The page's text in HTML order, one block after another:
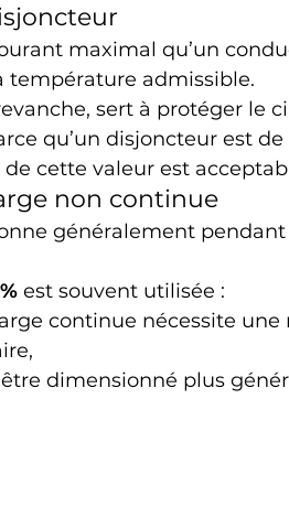
maximal qu’un
température admissible.
sert à protéger le
qu’un disjoncteur est de
cette valeur est
non continue
généralement pendant
est souvent utilisée :
continue nécessite une
dimensionné plus